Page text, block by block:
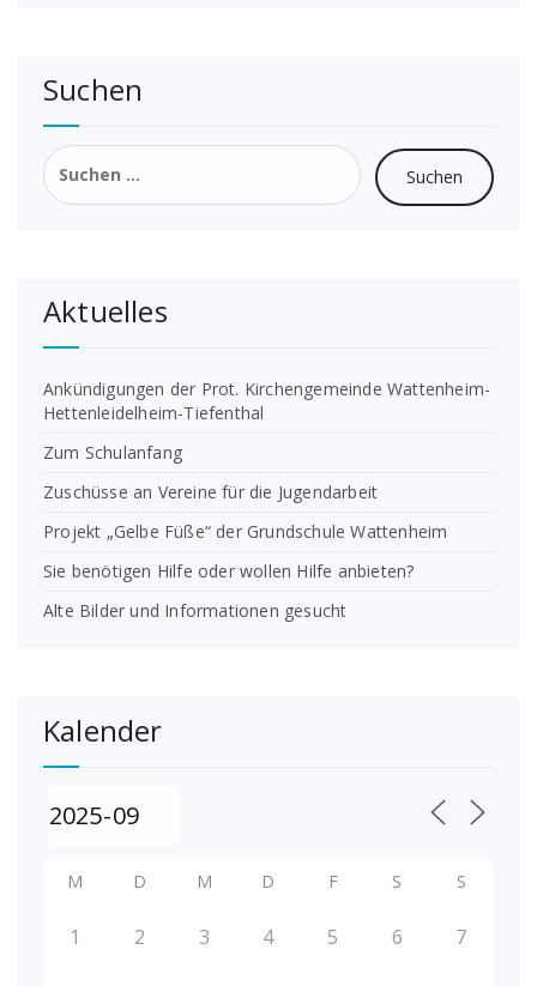
Suchen
Suchen
nach:
Aktuelles
Ankündigungen der Prot. Kirchengemeinde Wattenheim-
Hettenleidelheim-Tiefenthal
Zum Schulanfang
Zuschüsse an Vereine für die Jugendarbeit
Projekt „Gelbe Füße“ der Grundschule Wattenheim
Sie benötigen Hilfe oder wollen Hilfe anbieten?
Alte Bilder und Informationen gesucht
Kalender
M D M D F S S
1 2 3 4 5 6 7